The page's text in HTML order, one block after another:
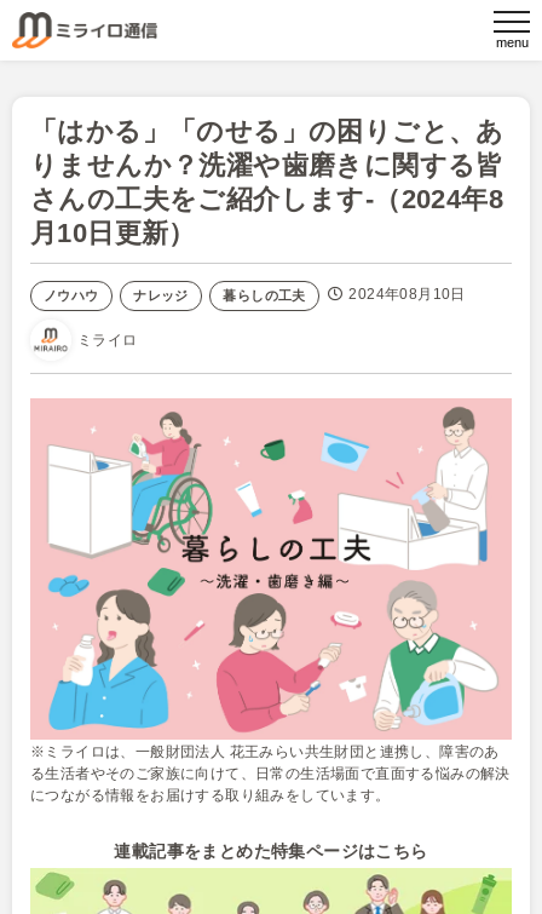
ノウハウ ナレッジ 暮らしの工夫 2024年08月10日
「はかる」「のせる」の困りごと、あ
りませんか？洗濯や歯磨きに関する皆
さんの工夫をご紹介します-（2024年8
月10日更新）
ミライロ
※ミライロは、一般財団法人 花王みらい共生財団と連携し、障害のあ
る生活者やそのご家族に向けて、日常の生活場面で直面する悩みの解決
につながる情報をお届けする取り組みをしています。
連載記事をまとめた特集ページはこちら